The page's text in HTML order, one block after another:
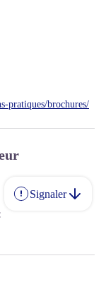
pratiques/brochures/
Signaler